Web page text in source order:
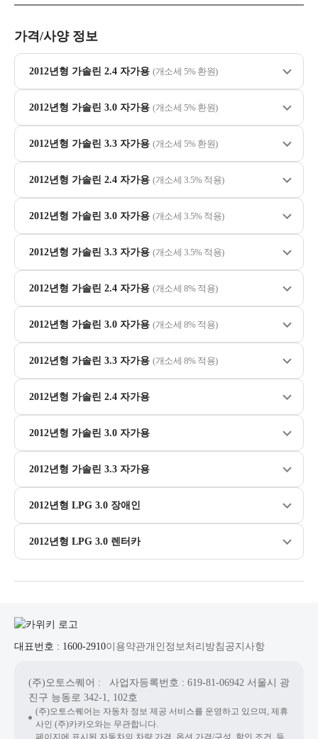
가격/사양 정보
2012년형 가솔린 2.4 자가용 (개소세 5% 환원)
2012년형 가솔린 3.0 자가용 (개소세 5% 환원)
2012년형 가솔린 3.3 자가용 (개소세 5% 환원)
2012년형 가솔린 2.4 자가용 (개소세 3.5% 적용)
2012년형 가솔린 3.0 자가용 (개소세 3.5% 적용)
2012년형 가솔린 3.3 자가용 (개소세 3.5% 적용)
2012년형 가솔린 2.4 자가용 (개소세 8% 적용)
2012년형 가솔린 3.0 자가용 (개소세 8% 적용)
2012년형 가솔린 3.3 자가용 (개소세 8% 적용)
2012년형 가솔린 2.4 자가용
2012년형 가솔린 3.0 자가용
2012년형 가솔린 3.3 자가용
2012년형 LPG 3.0 장애인
2012년형 LPG 3.0 렌터카
대표번호 : 1600-2910이용약관개인정보처리방침 공지사항
(주)오토스퀘어 : 사업자등록번호 : 619-81-06942 서울시 광
진구 능동로 342-1, 102호
(주)오토스퀘어는 자동차 정보 제공 서비스를 운영하고 있으며, 제휴
사인 (주)카카오와는 무관합니다.
페이지에 표시된 자동차의 차량 가격, 옵션 가격/구성, 할인 조건, 등